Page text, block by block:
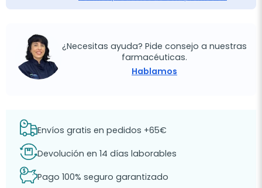
¿Necesitas ayuda? Pide consejo a nuestras
farmacéuticas.
Hablamos
Envíos gratis en pedidos +65€
Devolución en 14 días laborables
Pago 100% seguro garantizado